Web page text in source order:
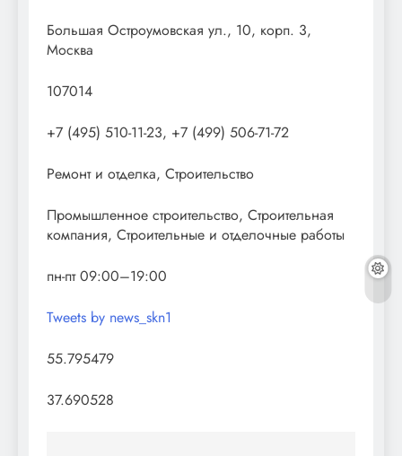
Большая Остроумовская ул., 10, корп. 3,
Москва
107014
+7 (495) 510-11-23, +7 (499) 506-71-72
Ремонт и отделка, Строительство
Промышленное строительство, Строительная
компания, Строительные и отделочные работы
пн-пт 09:00–19:00
Tweets by news_skn1
55.795479
37.690528